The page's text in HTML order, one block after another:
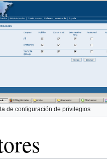
de configuración de privilegios